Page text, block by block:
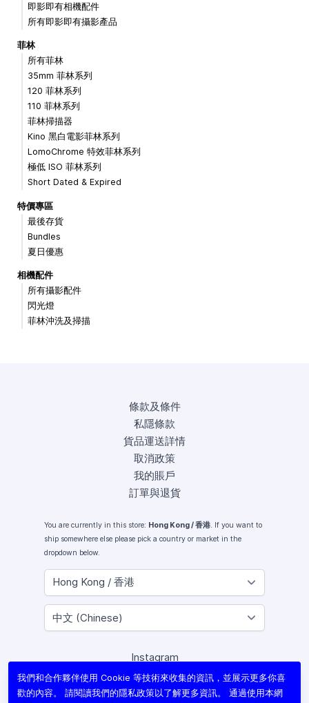
即影即有相機配件
所有即影即有攝影產品
菲林
所有菲林
35mm 菲林系列
120 菲林系列
110 菲林系列
菲林掃描器
Kino 黑白電影菲林系列
LomoChrome 特效菲林系列
極低 ISO 菲林系列
Short Dated & Expired
特價專區
最後存貨
Bundles
夏日優惠
相機配件
所有攝影配件
閃光燈
菲林沖洗及掃描
條款及條件
私隱條款
貨品運送詳情
取消政策
我的賬戶
訂單與退貨
You are currently in this store: Hong Kong / 香港. If you want to
ship somewhere else please pick a country or market in the
dropdown below.
Instagram
Facebook
X (Twitter)
我們和合作夥伴使用 Cookie 等技術來收集的資訊，並展示更多你喜
歡的內容。 請閱讀我們的隱私政策以了解更多資訊。 通過使用本網